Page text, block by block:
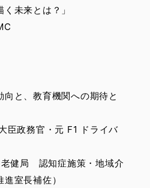
未来とは？」
向と、教育機関への期待と
臣政務官・元 F1 ドライバ
老健局 認知症施策・地域介
室長補佐）